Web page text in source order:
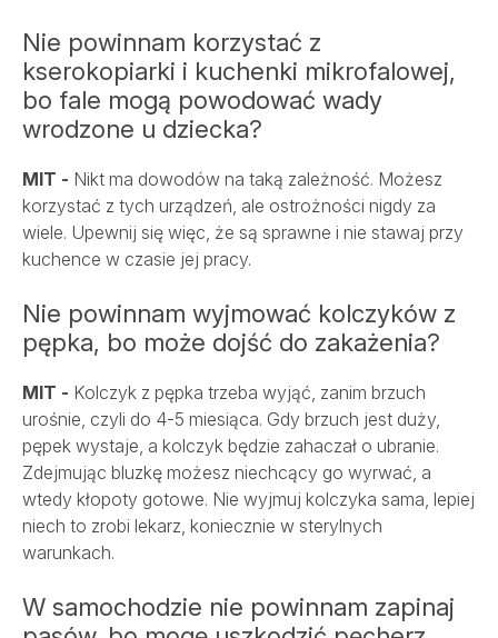
Nie powinnam korzystać z
kserokopiarki i kuchenki mikrofalowej,
bo fale mogą powodować wady
wrodzone u dziecka?
MIT - Nikt ma dowodów na taką zależność. Możesz
korzystać z tych urządzeń, ale ostrożności nigdy za
wiele. Upewnij się więc, że są sprawne i nie stawaj przy
kuchence w czasie jej pracy.
Nie powinnam wyjmować kolczyków z
pępka, bo może dojść do zakażenia?
MIT - Kolczyk z pępka trzeba wyjąć, zanim brzuch
urośnie, czyli do 4-5 miesiąca. Gdy brzuch jest duży,
pępek wystaje, a kolczyk będzie zahaczał o ubranie.
Zdejmując bluzkę możesz niechcący go wyrwać, a
wtedy kłopoty gotowe. Nie wyjmuj kolczyka sama, lepiej
niech to zrobi lekarz, koniecznie w sterylnych
warunkach.
W samochodzie nie powinnam zapinaj